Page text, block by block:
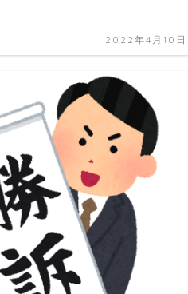
2022年4月10日